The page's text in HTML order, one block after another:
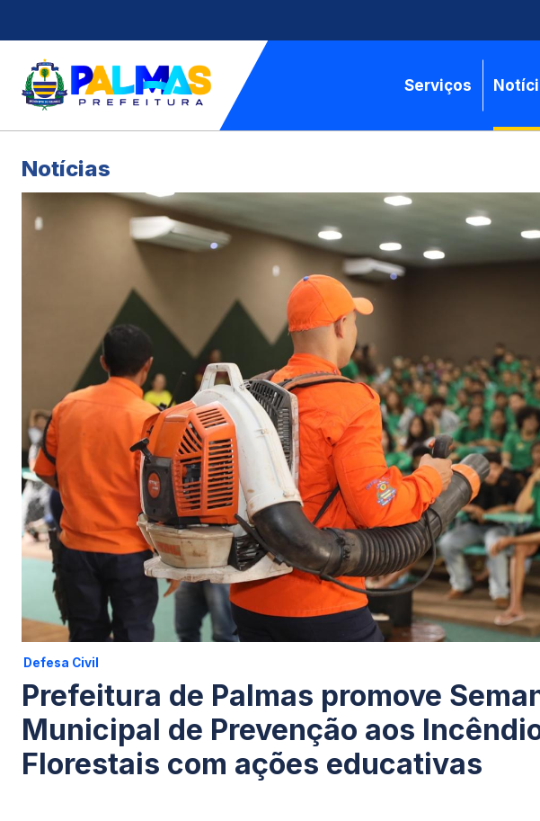
Serviços
Notícias
Defesa Civil
Prefeitura de Palmas promove
Municipal de Prevenção aos
Florestais com ações educativas